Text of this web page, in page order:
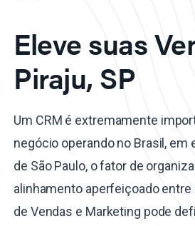
Eleve suas
Piraju, SP
Um CRM é extremamente
negócio operando no Brasil, em
de São Paulo, o fator de
alinhamento aperfeiçoado
de Vendas e Marketing pode